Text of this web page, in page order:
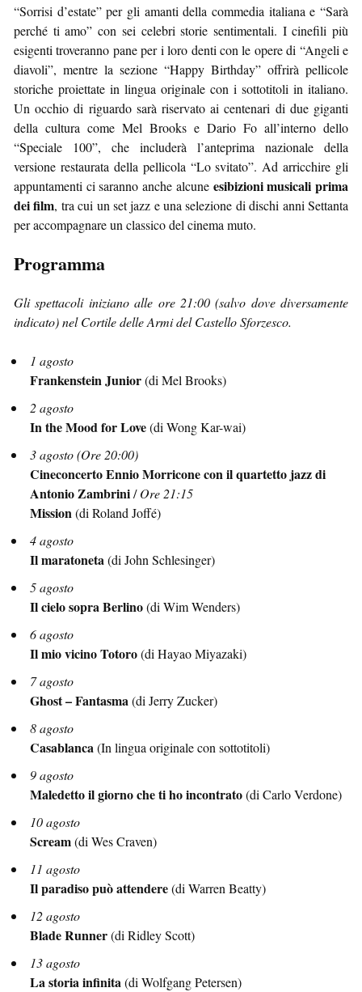
“Sorrisi d’estate” per gli amanti della commedia italiana e “Sarà
perché ti amo” con sei celebri storie sentimentali. I cinefili più
esigenti troveranno pane per i loro denti con le opere di “Angeli e
diavoli”, mentre la sezione “Happy Birthday” offrirà pellicole
storiche proiettate in lingua originale con i sottotitoli in italiano.
Un occhio di riguardo sarà riservato ai centenari di due giganti
della cultura come Mel Brooks e Dario Fo all’interno dello
“Speciale 100”, che includerà l’anteprima nazionale della
versione restaurata della pellicola “Lo svitato”. Ad arricchire gli
appuntamenti ci saranno anche alcune esibizioni musicali prima
dei film, tra cui un set jazz e una selezione di dischi anni Settanta
per accompagnare un classico del cinema muto.
Programma
Gli spettacoli iniziano alle ore 21:00 (salvo dove diversamente
indicato) nel Cortile delle Armi del Castello Sforzesco.
1 agosto
Frankenstein Junior(di Mel Brooks)
2 agosto
In the Mood for Love(di Wong Kar-wai)
3 agosto (Ore 20:00)
Cineconcerto Ennio Morricone con il quartetto jazz di
Antonio Zambrini/Ore 21:15
Mission(di Roland Joffé)
4 agosto
Il maratoneta(di John Schlesinger)
5 agosto
Il cielo sopra Berlino(di Wim Wenders)
6 agosto
Il mio vicino Totoro(di Hayao Miyazaki)
7 agosto
Ghost – Fantasma(di Jerry Zucker)
8 agosto
Casablanca(In lingua originale con sottotitoli)
9 agosto
Maledetto il giorno che ti ho incontrato(di Carlo Verdone)
10 agosto
Scream(di Wes Craven)
11 agosto
Il paradiso può attendere(di Warren Beatty)
12 agosto
Blade Runner(di Ridley Scott)
13 agosto
La storia infinita(di Wolfgang Petersen)